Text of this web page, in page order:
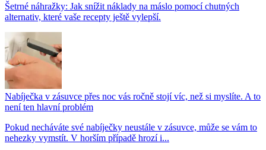
Šetrné náhražky: Jak snížit náklady na máslo pomocí chutných
alternativ, které vaše recepty ještě vylepší.
Nabíječka v zásuvce přes noc vás ročně stojí víc, než si myslíte. A to
není ten hlavní problém
Pokud necháváte své nabíječky neustále v zásuvce, může se vám to
nehezky vymstít. V horším případě hrozí i...